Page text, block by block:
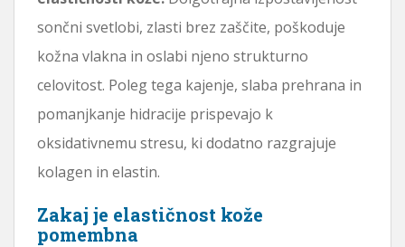
sončni svetlobi, zlasti brez zaščite, poškoduje
kožna vlakna in oslabi njeno strukturno
celovitost. Poleg tega kajenje, slaba prehrana in
pomanjkanje hidracije prispevajo k
oksidativnemu stresu, ki dodatno razgrajuje
kolagen in elastin.
Zakaj je elastičnost kože
pomembna